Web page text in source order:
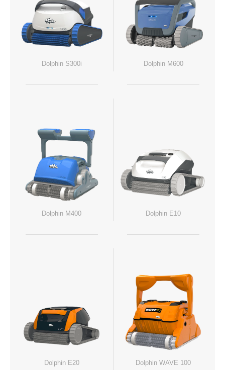
Dolphin S300i Dolphin M600
Dolphin M400 Dolphin E10
Dolphin E20 Dolphin WAVE 100